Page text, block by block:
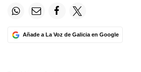
Añade a La Voz de Galicia en Google